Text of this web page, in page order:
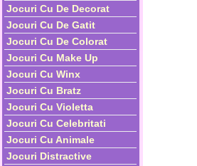
Jocuri Cu De Decorat
Jocuri Cu De Gatit
Jocuri Cu De Colorat
Jocuri Cu Make Up
Jocuri Cu Winx
Jocuri Cu Bratz
Jocuri Cu Violetta
Jocuri Cu Celebritati
Jocuri Cu Animale
Jocuri Distractive